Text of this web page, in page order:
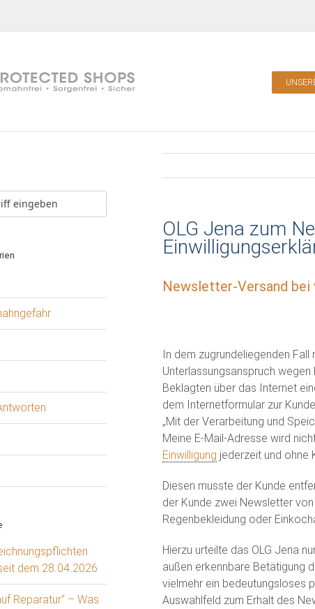
OLG Jena zum
Newsletter-Versand
In dem zugrundeliegenden
Unterlassungsanspruch
Beklagten über das Internet
dem Internetformular zur
„Mit der Verarbeitung und
Meine E-Mail-Adresse wird
Einwilligung jederzeit und ohne
Diesen musste der Kunde
der Kunde zwei Newsletter
Regenbekleidung oder
Hierzu urteilte das OLG Jena
außen erkennbare Betätigung
vielmehr ein bedeutungsloses
Auswahlfeld zum Erhalt des
dem 28.04.2026
Reparatur“ – Was